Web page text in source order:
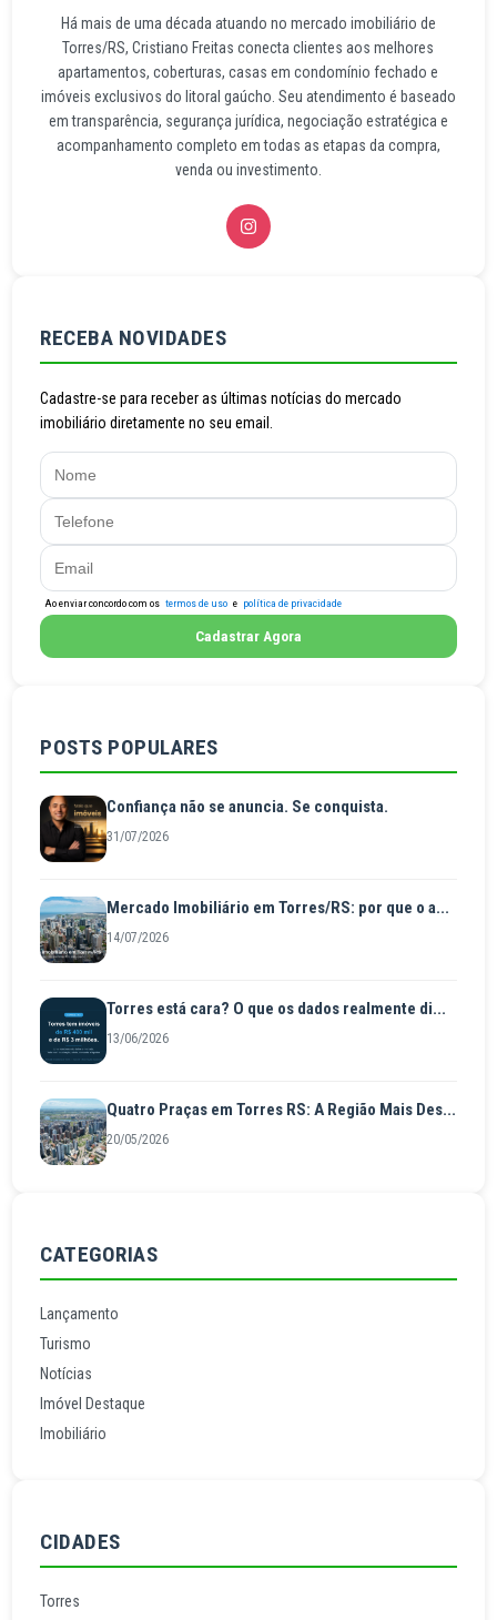
Há mais de uma década atuando no mercado imobiliário de
Torres/RS, Cristiano Freitas conecta clientes aos melhores
apartamentos, coberturas, casas em condomínio fechado e
imóveis exclusivos do litoral gaúcho. Seu atendimento é baseado
em transparência, segurança jurídica, negociação estratégica e
acompanhamento completo em todas as etapas da compra,
venda ou investimento.
RECEBA NOVIDADES
Cadastre-se para receber as últimas notícias do mercado
imobiliário diretamente no seu email.
Ao enviar concordo com os termos de uso e política de privacidade
Cadastrar Agora
POSTS POPULARES
Confiança não se anuncia. Se conquista.
31/07/2026
Mercado Imobiliário em Torres/RS: por que o a...
14/07/2026
Torres está cara? O que os dados realmente di...
13/06/2026
Quatro Praças em Torres RS: A Região Mais Des...
20/05/2026
CATEGORIAS
Lançamento
Turismo
Notícias
Imóvel Destaque
Imobiliário
CIDADES
Torres